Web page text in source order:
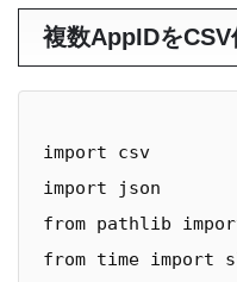
複数AppIDをCSV
import csv
import json
from pathlib
from time import